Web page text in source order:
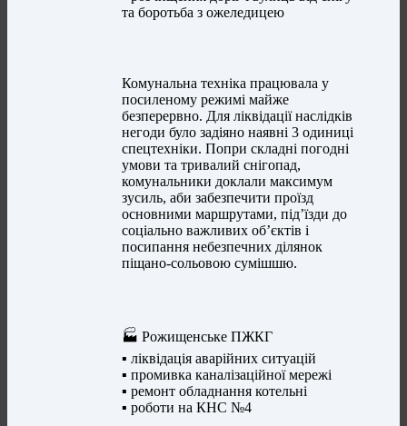
та боротьба з ожеледицею
Комунальна техніка працювала у
посиленому режимі майже
безперервно. Для ліквідації наслідків
негоди було задіяно наявні 3 одиниці
спецтехніки. Попри складні погодні
умови та тривалий снігопад,
комунальники доклали максимум
зусиль, аби забезпечити проїзд
основними маршрутами, під’їзди до
соціально важливих об’єктів і
посипання небезпечних ділянок
піщано-сольовою сумішшю.
🏭 Рожищенське ПЖКГ
▪️ ліквідація аварійних ситуацій
▪️ промивка каналізаційної мережі
▪️ ремонт обладнання котельні
▪️ роботи на КНС №4